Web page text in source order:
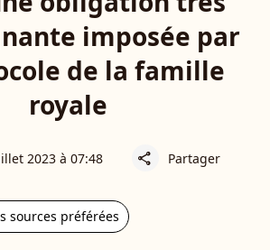
imposée par
de la famille
royale
2023 à 07:48 share Partager
sources préférées